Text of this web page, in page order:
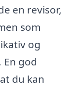
en revisor,
som
og
god
du kan